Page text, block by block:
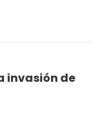
invasión de